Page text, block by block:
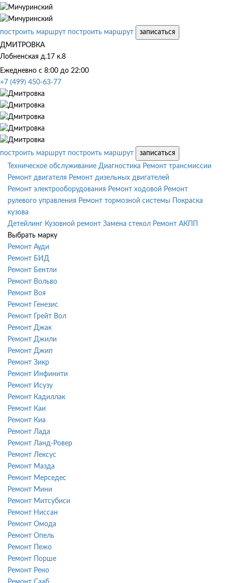
построить маршрут построить маршрут
записаться
ДМИТРОВКА
Лобненская д.17 к.8
Ежедневно с 8:00 до 22:00
+7 (499) 450-63-77
построить маршрут построить маршрут
записаться
Техническое обслуживание Диагностика Ремонт трансмиссии
Ремонт двигателя Ремонт дизельных двигателей
Ремонт электрооборудования Ремонт ходовой Ремонт
рулевого управления Ремонт тормозной системы
Покраска
кузова
Детейлинг Кузовной ремонт Замена стекол Ремонт АКПП
Выбрать марку
Ремонт Ауди
Ремонт БИД
Ремонт Бентли
Ремонт Вольво
Ремонт Воя
Ремонт Генезис
Ремонт Грейт Вол
Ремонт Джак
Ремонт Джили
Ремонт Джип
Ремонт Зикр
Ремонт Инфинити
Ремонт Исузу
Ремонт Кадиллак
Ремонт Каи
Ремонт Киа
Ремонт Лада
Ремонт Ланд-Ровер
Ремонт Лексус
Ремонт Мазда
Ремонт Мерседес
Ремонт Мини
Ремонт Митсубиси
Ремонт Ниссан
Ремонт Омода
Ремонт Опель
Ремонт Пежо
Ремонт Порше
Ремонт Рено